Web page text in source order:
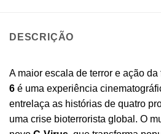
DESCRIÇÃO
A maior escala de terror e ação da
6 é uma experiência
entrelaça as histórias de quatro
uma crise bioterrorista global. O